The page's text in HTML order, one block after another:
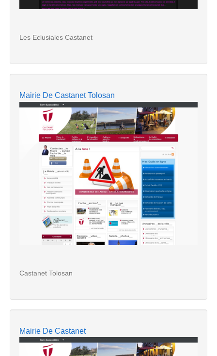
Les Eclusiales Castanet
Mairie De Castanet Tolosan
Castanet Tolosan
Mairie De Castanet